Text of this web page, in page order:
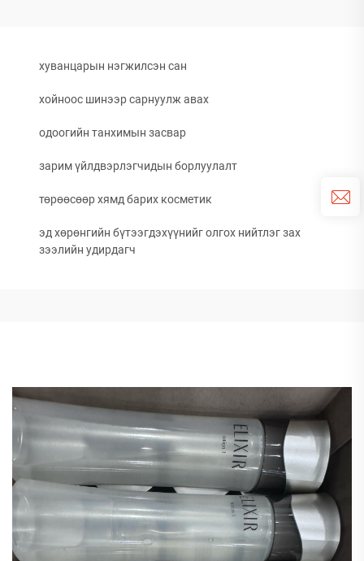
хуванцарын нэгжилсэн сан
хойноос шинээр сарнуулж авах
одоогийн танхимын засвар
зарим үйлдвэрлэгчидын борлуулалт
төрөөсөөр хямд барих косметик
эд хөрөнгийн бүтээгдэхүүнийг олгох нийтлэг зах
зээлийн удирдагч